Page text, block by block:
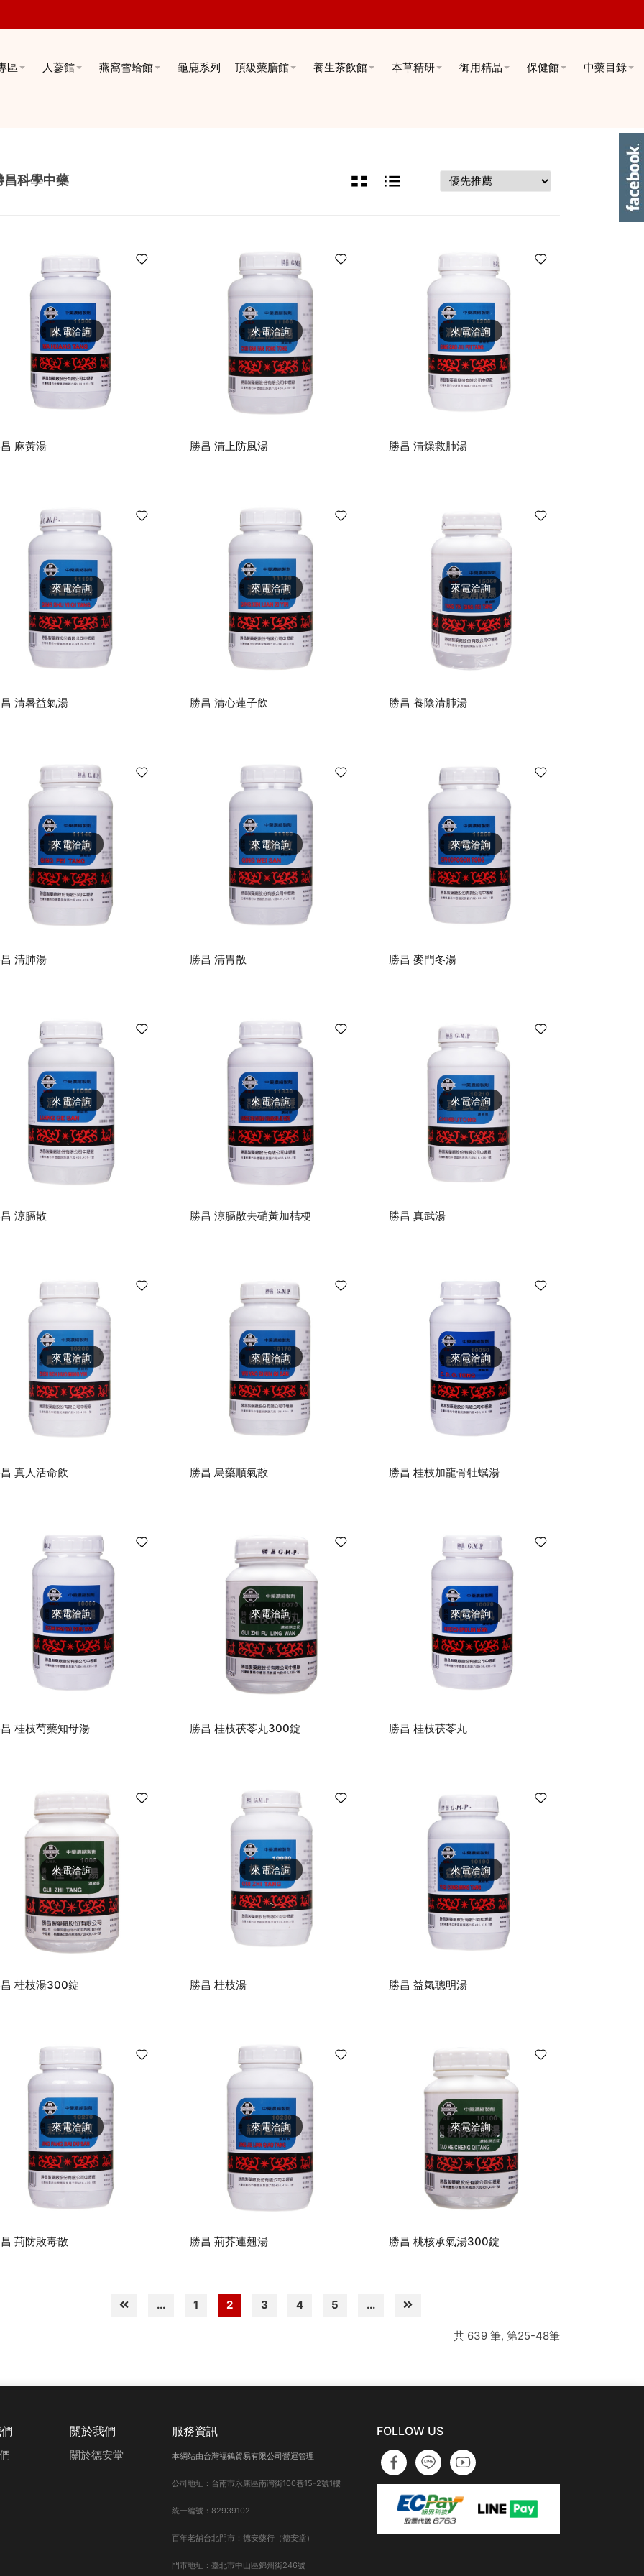
區 人蔘館 燕窩雪蛤館 龜鹿系列 頂級藥膳館 養生茶飲館 本草精研 御用精品 保健館 中藥目錄
昌科學中藥
來電洽詢
麻黃湯
來電洽詢
勝昌 清上防風湯
來電洽詢
勝昌 清燥救肺湯
來電洽詢
清暑益氣湯
來電洽詢
勝昌 清心蓮子飲
來電洽詢
勝昌 養陰清肺湯
來電洽詢
清肺湯
來電洽詢
勝昌 清胃散
來電洽詢
勝昌 麥門冬湯
來電洽詢
涼膈散
來電洽詢
勝昌 涼膈散去硝黃加桔梗
來電洽詢
勝昌 真武湯
來電洽詢
真人活命飲
來電洽詢
勝昌 烏藥順氣散
來電洽詢
勝昌 桂枝加龍骨牡蠣湯
來電洽詢
桂枝芍藥知母湯
來電洽詢
勝昌 桂枝茯苓丸300錠
來電洽詢
勝昌 桂枝茯苓丸
來電洽詢
桂枝湯300錠
來電洽詢
勝昌 桂枝湯
來電洽詢
勝昌 益氣聰明湯
來電洽詢
荊防敗毒散
來電洽詢
勝昌 荊芥連翹湯
來電洽詢
勝昌 桃核承氣湯300錠
... 1 2 3 4 5 ...
共 639 筆, 第25-48筆
關於我們
關於德安堂
服務資訊
本網站由台灣福鶴貿易有限公司營運管理
公司地址：台南市永康區南灣街100巷15-2號1樓
統一編號：82939102
百年老舖台北門市：德安藥行（德安堂）
門市地址：臺北市中山區錦州街246號
FOLLOW US